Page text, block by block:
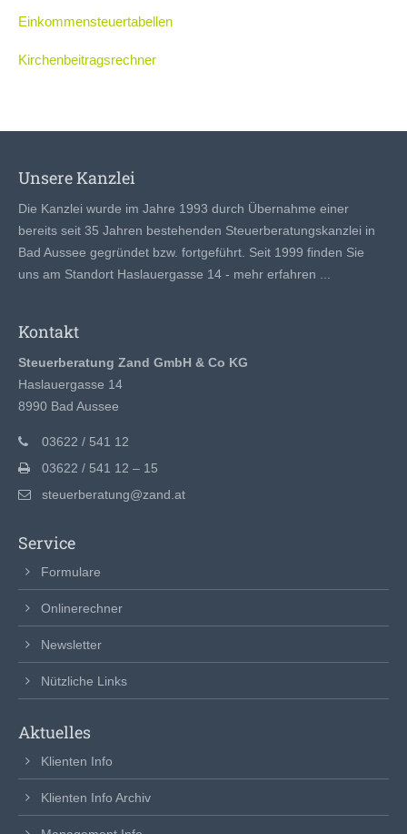
Lorem ipsum dolor sit amet:
We offer support for our customers
Mon - Fri 8:00am - 5:00pm
Get in touch
Cybersteel Inc.
376-293 City Road, Suite 600
Have any questions?
Drop us a line
info@yourdomain.com
Einkommensteuertabellen
Kirchenbeitragsrechner
Unsere Kanzlei
Die Kanzlei wurde im Jahre 1993 durch Übernahme einer
bereits seit 35 Jahren bestehenden Steuerberatungskanzlei in
Bad Aussee gegründet bzw. fortgeführt. Seit 1999 finden Sie
uns am Standort Haslauergasse 14 - mehr erfahren ...
Kontakt
Steuerberatung Zand GmbH & Co KG
Haslauergasse 14
8990 Bad Aussee
03622 / 541 12
03622 / 541 12 – 15
steuerberatung@zand.at
Service
Formulare
Onlinerechner
Newsletter
Nützliche Links
Aktuelles
Klienten Info
Klienten Info Archiv